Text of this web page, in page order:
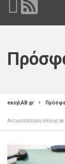
easyLAB.gr
Αντικατάσταση οθόνης